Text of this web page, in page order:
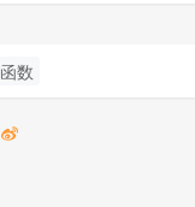
函数